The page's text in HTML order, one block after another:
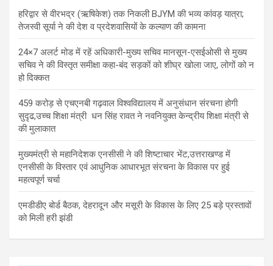
​हरिद्वार से वीरभद्र (ऋषिकेश) तक निकली BJYM की भव्य कांवड़ यात्रा;
तेजस्वी सूर्या ने की देश व प्रदेशवासियों के कल्याण की कामना
24×7 अलर्ट मोड में रहें अधिकारी-मुख्य सचिव मानसून-एसईओसी से मुख्य
सचिव ने की विस्तृत समीक्षा कहा-बंद सड़कों को शीघ्र खोला जाए, लोगों को न
हो दिक्कत
459 करोड़ से एचएनबी गढ़वाल विश्वविद्यालय में अनुसंधान संरचना होगी
सुदृढ,उच्च शिक्षा मंत्री धन सिंह रावत ने नवनियुक्त केन्द्रीय शिक्षा मंत्री से
की मुलाकात
मुख्यमंत्री से महानिदेशक एनसीसी ने की शिष्टाचार भेंट,उत्तराखण्ड में
एनसीसी के विस्तार एवं आधुनिक आधारभूत संरचना के विकास पर हुई
महत्वपूर्ण चर्चा
एमडीडीए बोर्ड बैठक, देहरादून और मसूरी के विकास के लिए 25 बड़े प्रस्तावों
को मिली हरी झंडी